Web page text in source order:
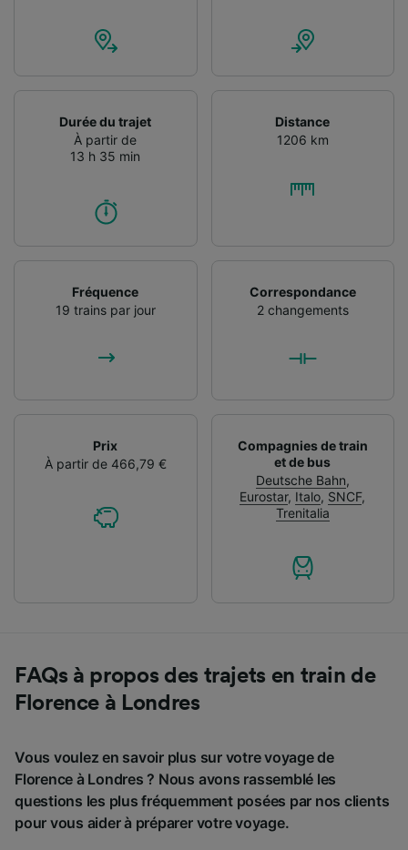
Durée du trajet
À partir de
13 h 35 min
Distance
1206 km
Fréquence
19 trains par jour
Correspondance
2 changements
Prix
À partir de 466,79 €
Compagnies de train
et de bus
Deutsche Bahn,
Eurostar, Italo, SNCF,
Trenitalia
FAQs à propos des trajets en train de
Florence à Londres
Vous voulez en savoir plus sur votre voyage de
Florence à Londres ? Nous avons rassemblé les
questions les plus fréquemment posées par nos clients
pour vous aider à préparer votre voyage.